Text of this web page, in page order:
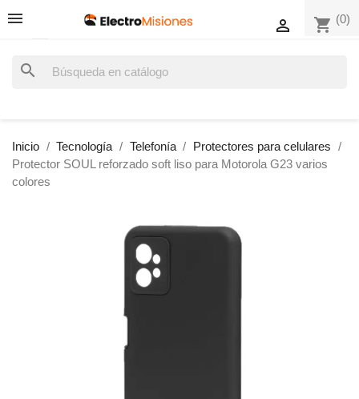
shopping_cart (0)

search
Inicio Tecnología Telefonía
Protectores para celulares
Protector SOUL reforzado soft liso para Motorola G23 varios
colores